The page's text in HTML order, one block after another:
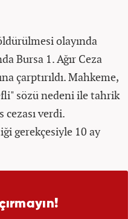
olayında
Bursa 1. Ağır Ceza
çarptırıldı. Mahkeme,
sözü nedeni ile tahrik
cezası verdi.
gerekçesiyle 10 ay